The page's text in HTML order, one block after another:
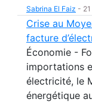
Sabrina El Faiz -
Crise au
facture
Économie -
importations
électricité, le
énergétique